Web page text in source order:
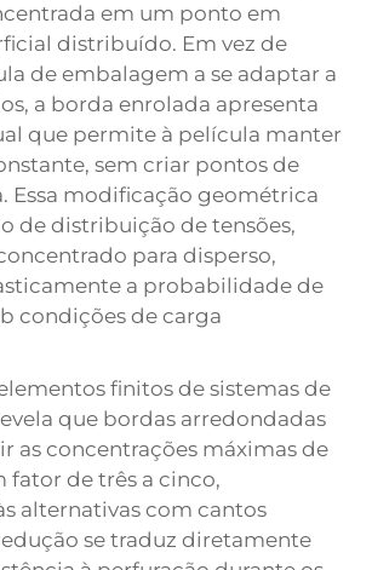
em um ponto em
distribuído. Em vez de
de embalagem a se adaptar a
a borda enrolada apresenta
que permite à película manter
sem criar pontos de
Essa modificação geométrica
de distribuição de tensões,
para disperso,
a probabilidade de
condições de carga
finitos de sistemas de
que bordas arredondadas
as concentrações máximas de
fator de três a cinco,
alternativas com cantos
se traduz diretamente